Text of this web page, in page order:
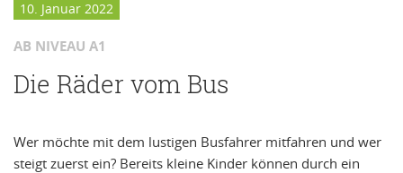
10. Januar 2022
AB NIVEAU A1
Die Räder vom Bus
Wer möchte mit dem lustigen Busfahrer mitfahren und wer
steigt zuerst ein? Bereits kleine Kinder können durch ein